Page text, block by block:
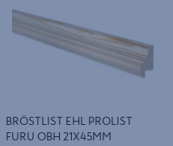
BRÖSTLIST EHL PROLIST
FURU OBH 21X45MM